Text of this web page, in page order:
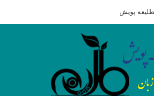
طلیعه پویش
امروز برای خرید کتاب می پردازیم بسیار کمتر از